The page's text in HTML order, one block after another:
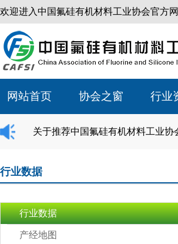
欢迎进入中国氟硅有机材料工业协会官方
网站首页 协会之窗 行业
关于推荐中国氟硅有机材料工业
行业数据
行业数据
产经地图